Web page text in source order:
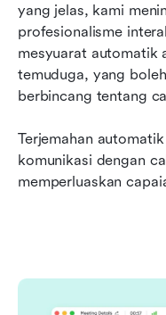
yang jelas, kami
profesionalisme
mesyuarat automatik
temuduga, yang
berbincang tentang
Terjemahan
komunikasi dengan
memperluaskan